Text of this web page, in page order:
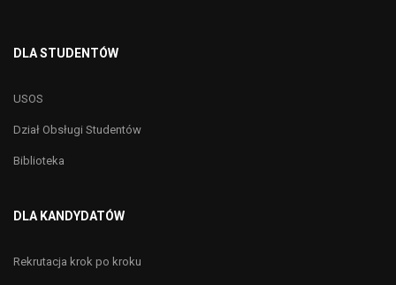
DLA STUDENTÓW
USOS
Dział Obsługi Studentów
Biblioteka
DLA KANDYDATÓW
Rekrutacja krok po kroku